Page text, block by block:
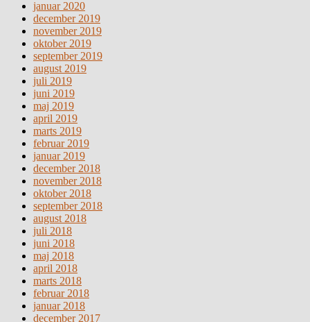
januar 2020
december 2019
november 2019
oktober 2019
september 2019
august 2019
juli 2019
juni 2019
maj 2019
april 2019
marts 2019
februar 2019
januar 2019
december 2018
november 2018
oktober 2018
september 2018
august 2018
juli 2018
juni 2018
maj 2018
april 2018
marts 2018
februar 2018
januar 2018
december 2017